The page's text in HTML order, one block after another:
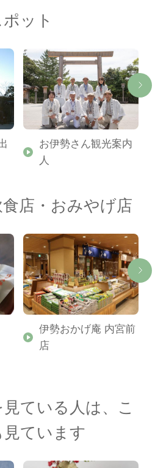
ット
お伊勢さん観光案内
人
店・おみやげ店
伊勢おかげ庵 内宮前
店
ている人は、こ
ています